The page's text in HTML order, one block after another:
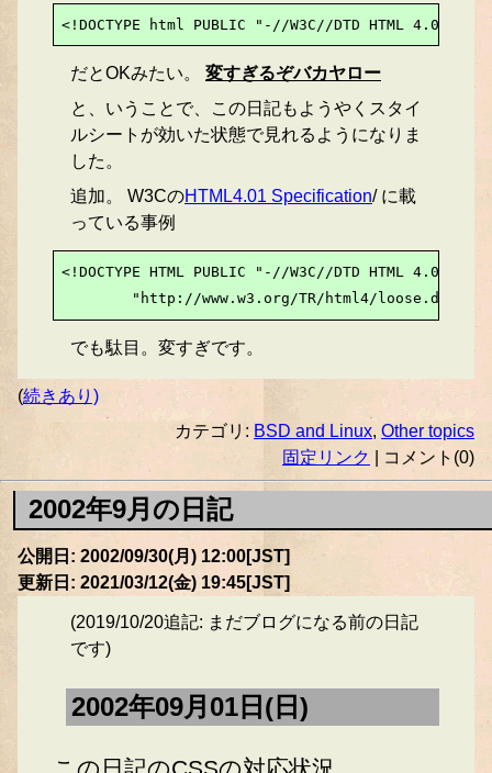
<!DOCTYPE html PUBLIC "-//W3C//DTD HTML 4.01
だとOKみたい。 変すぎるぞバカヤロー
と、いうことで、この日記もようやくスタイ
ルシートが効いた状態で見れるようになりま
した。
追加。 W3CのHTML4.01 Specification/ に載
っている事例
<!DOCTYPE HTML PUBLIC "-//W3C//DTD HTML 4.01
        "http://www.w3.org/TR/html4/loose.dtd">
でも駄目。変すぎです。
(続きあり)
カテゴリ: BSD and Linux, Other topics
固定リンク
| コメント(0)
2002年9月の日記
公開日: 2002/09/30(月) 12:00[JST]
更新日: 2021/03/12(金) 19:45[JST]
(2019/10/20追記: まだブログになる前の日記
です)
2002年09月01日(日)